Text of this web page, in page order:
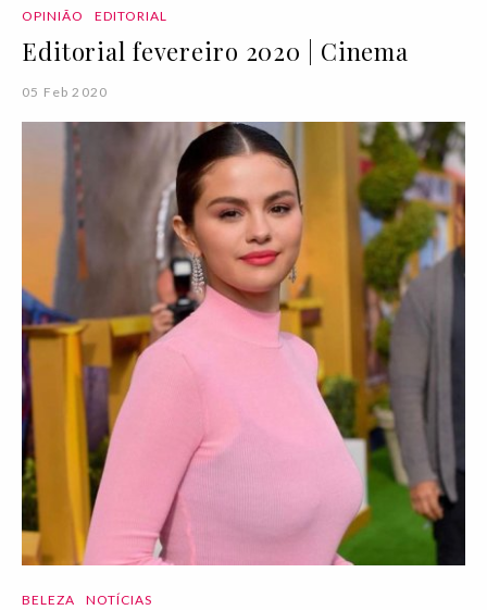
OPINIÃO EDITORIAL
Editorial fevereiro 2020 | Cinema
05 Feb 2020
BELEZA NOTÍCIAS